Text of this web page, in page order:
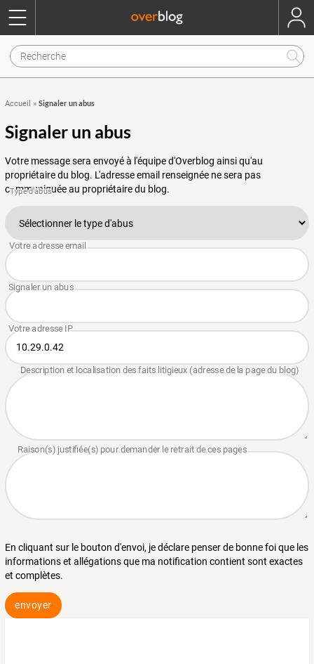
Accueil » Signaler un abus
Signaler un abus
Votre message sera envoyé à l'équipe d'Overblog ainsi qu'au
propriétaire du blog. L'adresse email renseignée ne sera pas
communiquée au propriétaire du blog.
En cliquant sur le bouton d'envoi, je déclare penser de bonne foi que les
informations et allégations que ma notification contient sont exactes
et complètes.
envoyer